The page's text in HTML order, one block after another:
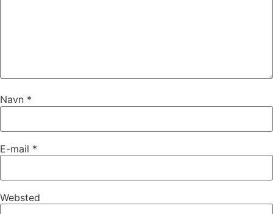
Navn *
E-mail *
Websted